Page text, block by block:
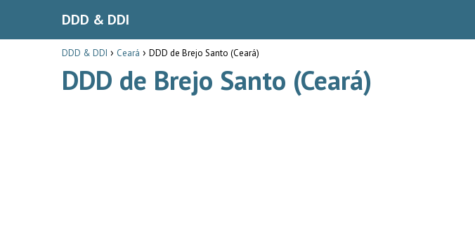
DDD & DDI
DDD & DDI Ceará DDD de Brejo Santo (Ceará)
DDD de Brejo Santo (Ceará)